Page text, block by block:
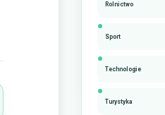
Rolnictwo
Sport
Technologie
Turystyka